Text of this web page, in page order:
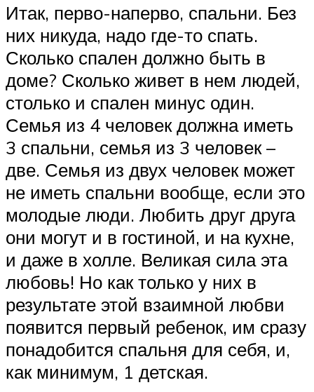
Итак, перво-наперво, спальни. Без
них никуда, надо где-то спать.
Сколько спален должно быть в
доме? Сколько живет в нем людей,
столько и спален минус один.
Семья из 4 человек должна иметь
3 спальни, семья из 3 человек –
две. Семья из двух человек может
не иметь спальни вообще, если это
молодые люди. Любить друг друга
они могут и в гостиной, и на кухне,
и даже в холле. Великая сила эта
любовь! Но как только у них в
результате этой взаимной любви
появится первый ребенок, им сразу
понадобится спальня для себя, и,
как минимум, 1 детская.